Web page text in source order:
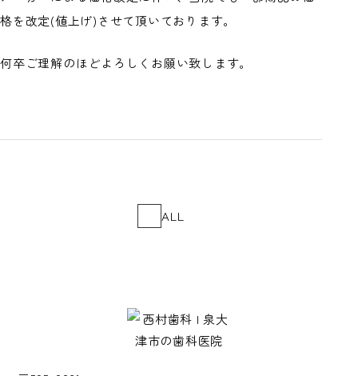
格を改定(値上げ)させて頂いております。
何卒ご理解のほどよろしくお願い致します。
ALL